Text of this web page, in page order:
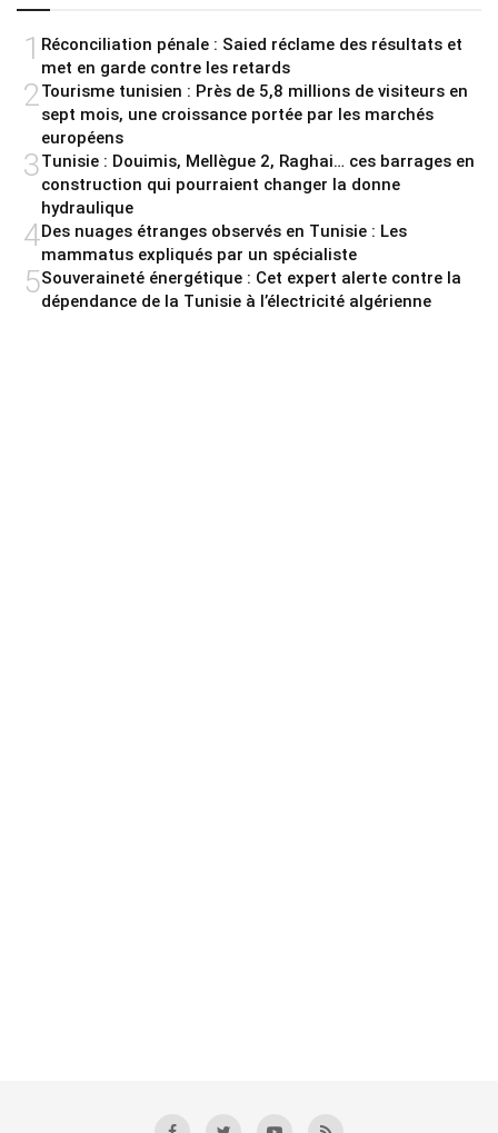
1 Réconciliation pénale : Saied réclame des résultats et
met en garde contre les retards
2 Tourisme tunisien : Près de 5,8 millions de visiteurs en
sept mois, une croissance portée par les marchés
européens
3Tunisie : Douimis, Mellègue 2, Raghai… ces barrages en
construction qui pourraient changer la donne
hydraulique
4Des nuages étranges observés en Tunisie : Les
mammatus expliqués par un spécialiste
5Souveraineté énergétique : Cet expert alerte contre la
dépendance de la Tunisie à l’électricité algérienne